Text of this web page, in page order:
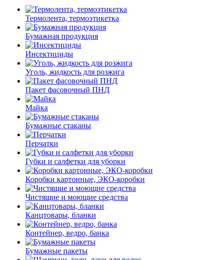
Термолента, термоэтикетка
Бумажная продукция
Инсектициды
Уголь, жидкость для розжига
Пакет фасовочный ПНД
Майка
Бумажные стаканы
Перчатки
Губки и салфетки для уборки
Коробки картонные, ЭКО-коробки
Чистящие и моющие средства
Канцтовары, бланки
Контейнер, ведро, банка
Бумажные пакеты